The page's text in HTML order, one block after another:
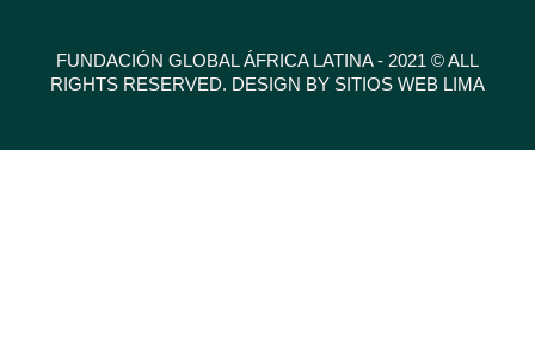
FUNDACIÓN GLOBAL ÁFRICA LATINA - 2021 © ALL
RIGHTS RESERVED. DESIGN BY SITIOS WEB LIMA